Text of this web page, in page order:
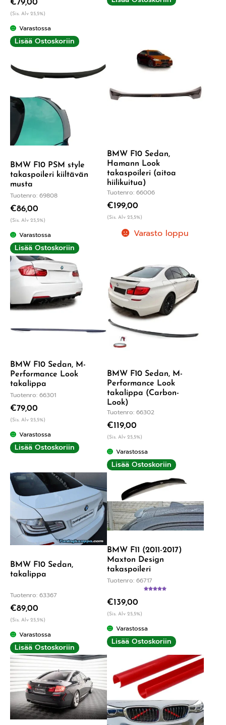
€79,00
(Sis. Alv 25,5%)
Varastossa
Lisää Ostoskoriin
BMW F10 PSM style
takaspoileri kiiltävän
musta
Tuotenro: 69808
€86,00
(Sis. Alv 25,5%)
Varastossa
Lisää Ostoskoriin
BMW F10 Sedan,
Hamann Look
takaspoileri (aitoa
hiilikuitua)
Tuotenro: 66006
€199,00
(Sis. Alv 25,5%)
Varasto loppu
BMW F10 Sedan, M-
Performance Look
takalippa
Tuotenro: 66301
€79,00
(Sis. Alv 25,5%)
Varastossa
Lisää Ostoskoriin
BMW F10 Sedan, M-
Performance Look
takalippa (Carbon-
Look)
Tuotenro: 66302
€119,00
(Sis. Alv 25,5%)
Varastossa
Lisää Ostoskoriin
BMW F10 Sedan,
takalippa
Tuotenro: 63367
€89,00
(Sis. Alv 25,5%)
Varastossa
Lisää Ostoskoriin
BMW F11 (2011-2017)
Maxton Design
takaspoileri
Tuotenro: 66717
€139,00
(Sis. Alv 25,5%)
Varastossa
Lisää Ostoskoriin